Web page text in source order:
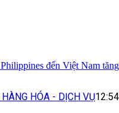
đến Việt Nam
HÓA - DỊCH VỤ12:54